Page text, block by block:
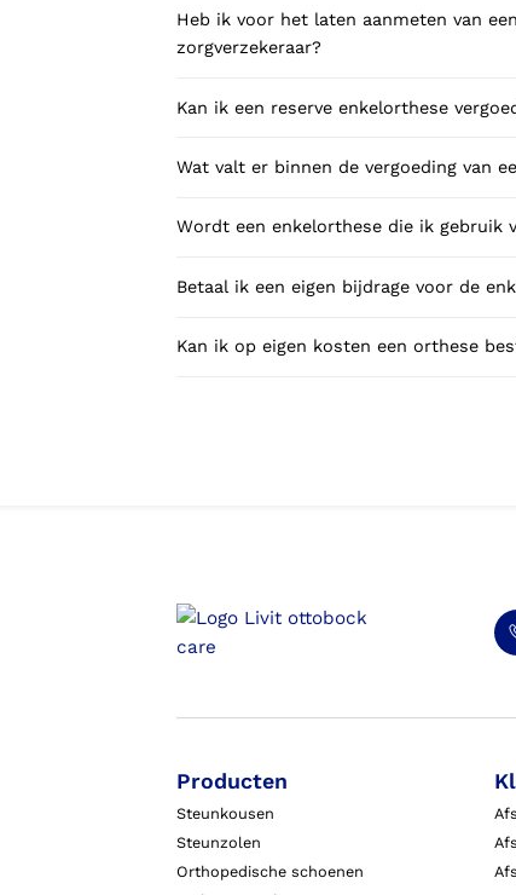
Heb ik voor het laten aanmeten van
zorgverzekeraar?
Kan ik een reserve enkelorthese
Wat valt er binnen de vergoeding van
Wordt een enkelorthese die ik gebruik
Betaal ik een eigen bijdrage voor de
Kan ik op eigen kosten een orthese
Producten
Steunkousen
Steunzolen
Orthopedische schoenen